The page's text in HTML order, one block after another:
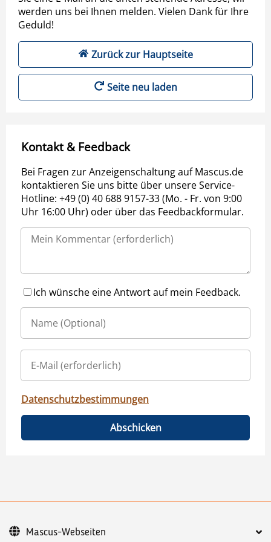
werden uns bei Ihnen melden. Vielen Dank für Ihre
Geduld!
Zurück zur Hauptseite
Seite neu laden
Kontakt & Feedback
Bei Fragen zur Anzeigenschaltung auf Mascus.de
kontaktieren Sie uns bitte über unsere Service-
Hotline: +49 (0) 40 688 9157-33 (Mo. - Fr. von 9:00
Uhr 16:00 Uhr) oder über das Feedbackformular.
Ich wünsche eine Antwort auf mein Feedback.
Datenschutzbestimmungen
Abschicken
Mascus-Webseiten